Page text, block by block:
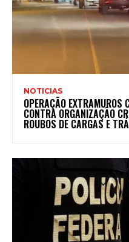
NOTICIAS
OPERAÇÃO
CONTRA ORGANIZAÇÃO
ROUBOS DE CARGAS E